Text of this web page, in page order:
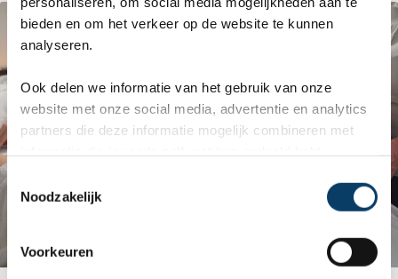
bieden en om het verkeer op de website te kunnen
analyseren.
Ook delen we informatie van het gebruik van onze
website met onze social media, advertentie en analytics
partners die deze informatie mogelijk combineren met
e
Noodzakelijk
Voorkeuren